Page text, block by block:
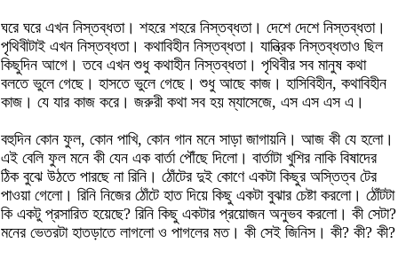
ঘরে ঘরে এখন নিস্তব্ধতা। শহরে শহরে নিস্তব্ধতা। দেশে দেশে নিস্তব্ধতা।
পৃথিবীটাই এখন নিস্তব্ধতা। কথাবিহীন নিস্তব্ধতা। যান্ত্রিক নিস্তব্ধতাও ছিল
কিছুদিন আগে। তবে এখন শুধু কথাহীন নিস্তব্ধতা। পৃথিবীর সব মানুষ কথা
বলতে ভুলে গেছে। হাসতে ভুলে গেছে। শুধু আছে কাজ। হাসিবিহীন, কথাবিহীন
কাজ। যে যার কাজ করে। জরুরী কথা সব হয় ম্যাসেজে, এস এস এস এ।
বহুদিন কোন ফুল, কোন পাখি, কোন গান মনে সাড়া জাগায়নি। আজ কী যে হলো।
এই বেলি ফুল মনে কী যেন এক বার্তা পৌঁছে দিলো। বার্তাটা খুশির নাকি বিষাদের
ঠিক বুঝে উঠতে পারছে না রিনি। ঠোঁটের দুই কোণে একটা কিছুর অস্তিত্ব টের
পাওয়া গেলো। রিনি নিজের ঠোঁটে হাত দিয়ে কিছু একটা বুঝার চেষ্টা করলো। ঠোঁটটা
কি একটু প্রসারিত হয়েছে? রিনি কিছু একটার প্রয়োজন অনুভব করলো। কী সেটা?
মনের ভেতরটা হাতড়াতে লাগলো ও পাগলের মত। কী সেই জিনিস। কী? কী? কী?